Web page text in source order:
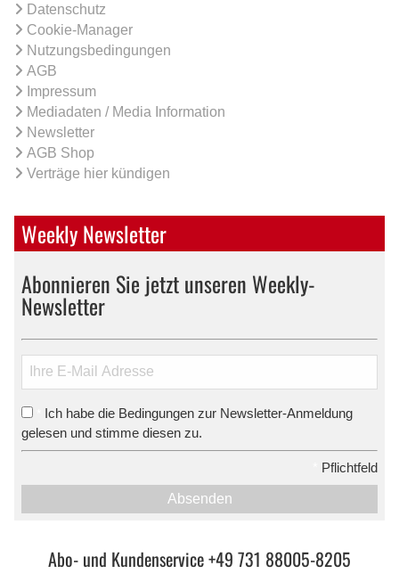
Datenschutz
Cookie-Manager
Nutzungsbedingungen
AGB
Impressum
Mediadaten / Media Information
Newsletter
AGB Shop
Verträge hier kündigen
Weekly Newsletter
Abonnieren Sie jetzt unseren Weekly-
Newsletter
Ich habe die Bedingungen zur Newsletter-Anmeldung
gelesen und stimme diesen zu.
Pflichtfeld
Absenden
Abo- und Kundenservice +49 731 88005-8205